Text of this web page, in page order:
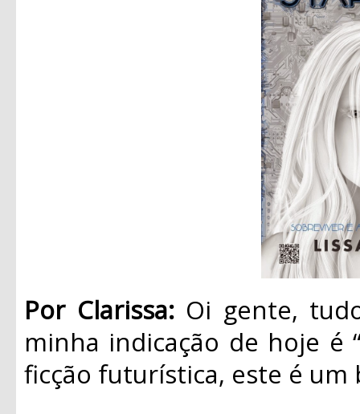
Por Clarissa: Oi gente,
minha indicação de hoje é
ficção futurística, este é um